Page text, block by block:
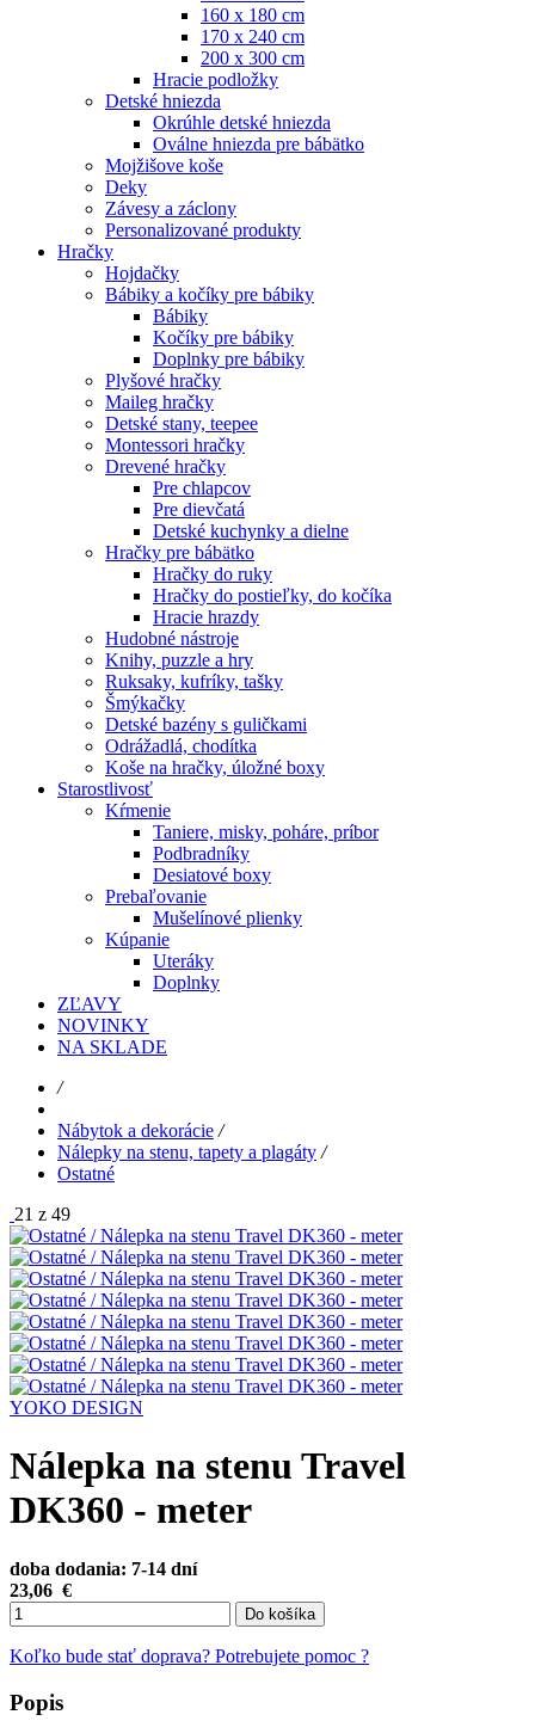
160 x 180 cm
170 x 240 cm
200 x 300 cm
Hracie podložky
Detské hniezda
Okrúhle detské hniezda
Oválne hniezda pre bábätko
Mojžišove koše
Deky
Závesy a záclony
Personalizované produkty
Hračky
Hojdačky
Bábiky a kočíky pre bábiky
Bábiky
Kočíky pre bábiky
Doplnky pre bábiky
Plyšové hračky
Maileg hračky
Detské stany, teepee
Montessori hračky
Drevené hračky
Pre chlapcov
Pre dievčatá
Detské kuchynky a dielne
Hračky pre bábätko
Hračky do ruky
Hračky do postieľky, do kočíka
Hracie hrazdy
Hudobné nástroje
Knihy, puzzle a hry
Ruksaky, kufríky, tašky
Šmýkačky
Detské bazény s guličkami
Odrážadlá, chodítka
Koše na hračky, úložné boxy
Starostlivosť
Kŕmenie
Taniere, misky, poháre, príbor
Podbradníky
Desiatové boxy
Prebaľovanie
Mušelínové plienky
Kúpanie
Uteráky
Doplnky
ZĽAVY
NOVINKY
NA SKLADE
/
Nábytok a dekorácie /
Nálepky na stenu, tapety a plagáty /
Ostatné
21 z 49
YOKO DESIGN
Nálepka na stenu Travel
DK360 - meter
doba dodania: 7-14 dní
23,06 €
Do košíka
Koľko bude stať doprava? Potrebujete pomoc ?
Popis